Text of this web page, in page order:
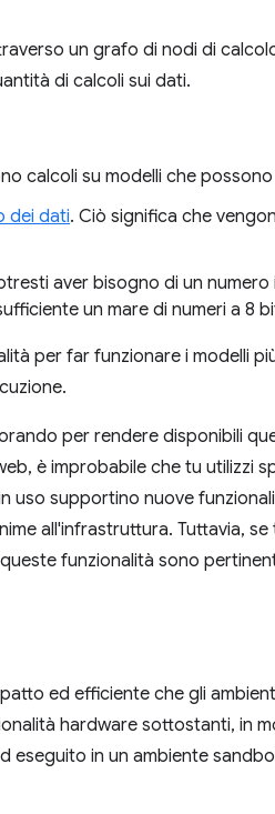
un grafo di nodi di
di calcoli sui dati.
calcoli su modelli che possono
dei dati. Ciò significa che
aver bisogno di un numero
un mare di numeri a 8
per far funzionare i modelli
per rendere disponibili
è improbabile che tu utilizzi
uso supportino nuove
all'infrastruttura. Tuttavia,
funzionalità sono
ed efficiente che gli
hardware sottostanti, in
eseguito in un ambiente